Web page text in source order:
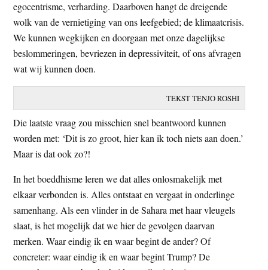
t
e
z
e
s
i
t
e
egocentrisme, verharding. Daarboven hangt de dreigende
wolk van de vernietiging van ons leefgebied; de klimaatcrisis.
We kunnen wegkijken en doorgaan met onze dagelijkse
beslommeringen, bevriezen in depressiviteit, of ons afvragen
wat wij kunnen doen.
TEKST TENJO ROSHI
Die laatste vraag zou misschien snel beantwoord kunnen
worden met: ‘Dit is zo groot, hier kan ik toch niets aan doen.’
Maar is dat ook zo?!
In het boeddhisme leren we dat alles onlosmakelijk met
elkaar verbonden is. Alles ontstaat en vergaat in onderlinge
samenhang. Als een vlinder in de Sahara met haar vleugels
slaat, is het mogelijk dat we hier de gevolgen daarvan
merken. Waar eindig ik en waar begint de ander? Of
concreter: waar eindig ik en waar begint Trump? De